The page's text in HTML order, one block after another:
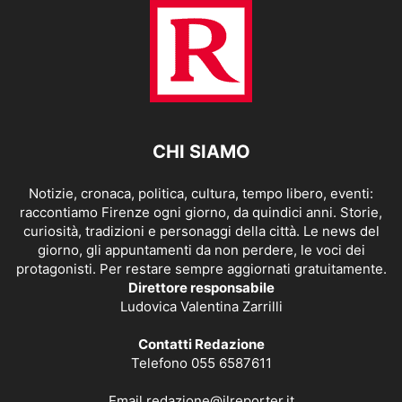
CHI SIAMO
Notizie, cronaca, politica, cultura, tempo libero, eventi:
raccontiamo Firenze ogni giorno, da quindici anni. Storie,
curiosità, tradizioni e personaggi della città. Le news del
giorno, gli appuntamenti da non perdere, le voci dei
protagonisti. Per restare sempre aggiornati gratuitamente.
Direttore responsabile
Ludovica Valentina Zarrilli
Contatti Redazione
Telefono 055 6587611